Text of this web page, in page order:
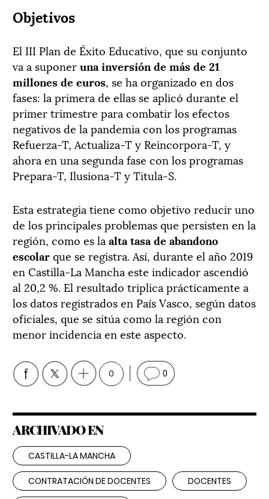
Objetivos
El III Plan de Éxito Educativo, que su conjunto
va a suponeruna inversión de más de 21
millones de euros, se ha organizado en dos
fases: la primera de ellas se aplicó durante el
primer trimestre para combatir los efectos
negativos de la pandemia con los programas
Refuerza-T, Actualiza-T y Reincorpora-T, y
ahora en una segunda fase con los programas
Prepara-T, Ilusiona-T y Titula-S.
Esta estrategia tiene como objetivo reducir uno
de los principales problemas que persisten en la
región, como es la alta tasa de abandono
escolarque se registra. Así, durante el año 2019
en Castilla-La Mancha este indicador ascendió
al 20,2 %. El resultado triplica prácticamente a
los datos registrados en País Vasco, según datos
oficiales, que se sitúa como la región con
menor incidencia en este aspecto.
0 0
ARCHIVADO EN
CASTILLA-LA MANCHA
CONTRATACIÓN DE DOCENTES DOCENTES